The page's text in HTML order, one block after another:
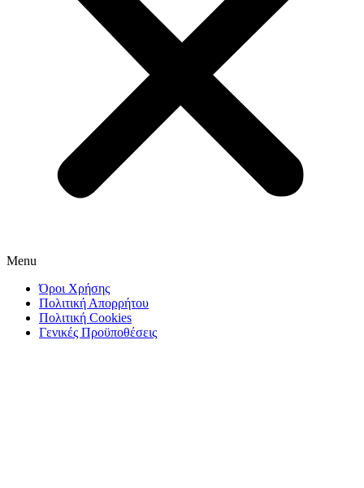
Menu
Όροι Χρήσης
Πολιτική Απορρήτου
Πολιτική Cookies
Γενικές Προϋποθέσεις